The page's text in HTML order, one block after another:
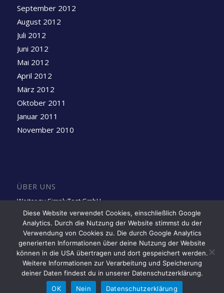
September 2012
August 2012
Juli 2012
Juni 2012
Mai 2012
April 2012
März 2012
Oktober 2011
Januar 2011
November 2010
ÜBER UNS
Weiter zu SimplyTest GmbH
Folge uns auf LinkedIn
Diese Website verwendet Cookies, einschließlich Google
Analytics. Durch die Nutzung der Website stimmst du der
Verwendung von Cookies zu. Die durch Google Analytics
generierten Informationen über deine Nutzung der Website
können in die USA übertragen und dort gespeichert werden.
Weitere Informationen zur Verarbeitung und Speicherung
deiner Daten findest du in unserer Datenschutzerklärung.
OK
Nein Datenschutzerklärung